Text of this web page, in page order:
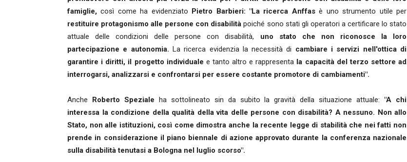
famiglie, così come ha evidenziato Pietro Barbieri: "La ricerca Anffasè uno strumento utile per
restituire protagonismo alle persone con disabilità poiché sono stati gli operatori a certificare lo stato
attuale delle condizioni delle persone con disabilità, uno stato che non riconosce la loro
partecipazione e autonomia. La ricerca evidenzia la necessità di cambiare i servizi nell'ottica di
garantire i diritti, il progetto individuale e tanto altro e rappresenta la capacità del terzo settore ad
interrogarsi, analizzarsi e confrontarsi per essere costante promotore di cambiamenti".
Anche Roberto Speziale ha sottolineato sin da subito la gravità della situazione attuale:"A chi
interessa la condizione della qualità della vita delle persone con disabilità? A nessuno. Non allo
Stato, non alle istituzioni, così come dimostra anche la recente legge di stabilità che nei fatti non
prende in considerazione il piano biennale di azione approvato durante la conferenza nazionale
sulla disabilità tenutasi a Bologna nel luglio scorso".